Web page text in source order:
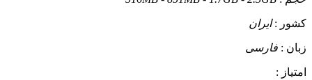
کشور :ایران
زبان : فارسی
امتیاز :